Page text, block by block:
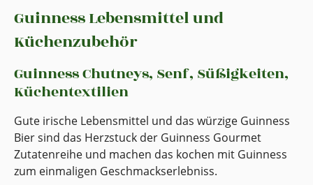
Guinness Lebensmittel und
Küchenzubehör
Guinness Chutneys, Senf, Süßigkeiten,
Küchentextilien
Gute irische Lebensmittel und das würzige Guinness
Bier sind das Herzstuck der Guinness Gourmet
Zutatenreihe und machen das kochen mit Guinness
zum einmaligen Geschmackserlebniss.